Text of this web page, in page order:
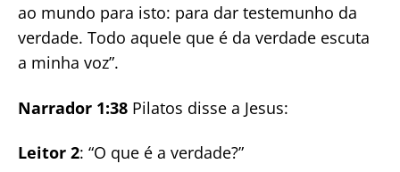
ao mundo para isto: para dar testemunho da
verdade. Todo aquele que é da verdade escuta
a minha voz”.
Narrador 1:38 Pilatos disse a Jesus:
Leitor 2: “O que é a verdade?”